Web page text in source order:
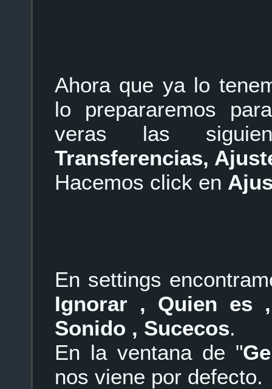
Ahora que ya lo
lo prepararemos
veras las
Transferencias,
Hacemos click en
En settings
Ignorar , Quien es
Sonido , Sucecos.
En la ventana de "
nos viene por defecto.